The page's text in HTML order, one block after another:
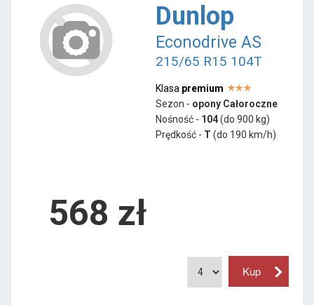
Dunlop
Econodrive AS
215/65 R15 104T
Klasa premium
Sezon - opony Całoroczne
Nośność - 104(do 900 kg)
Prędkość - T (do 190 km/h)
568 zł